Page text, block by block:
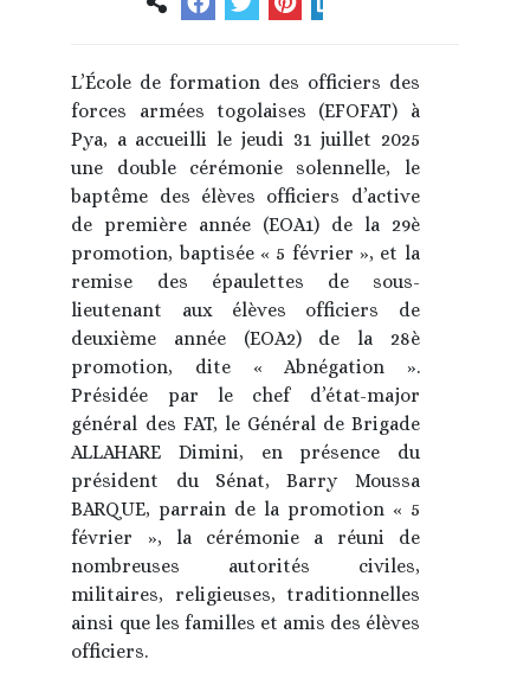
L’École de formation des officiers des
forces armées togolaises (EFOFAT) à
Pya, a accueilli le jeudi 31 juillet 2025
une double cérémonie solennelle, le
baptême des élèves officiers d’active
de première année (EOA1) de la 29è
promotion, baptisée « 5 février », et la
remise des épaulettes de sous-
lieutenant aux élèves officiers de
deuxième année (EOA2) de la 28è
promotion, dite « Abnégation ».
Présidée par le chef d’état-major
général des FAT, le Général de Brigade
ALLAHARE Dimini, en présence du
président du Sénat, Barry Moussa
BARQUE, parrain de la promotion « 5
février », la cérémonie a réuni de
nombreuses autorités civiles,
militaires, religieuses, traditionnelles
ainsi que les familles et amis des élèves
officiers.